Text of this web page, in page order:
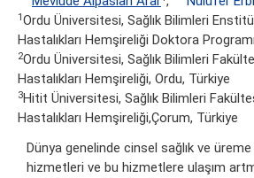
1Ordu Üniversitesi, Sağlık Bilimleri
Hastalıkları Hemşireliği Doktora
2Ordu Üniversitesi, Sağlık Bilimleri
Hastalıkları Hemşireliği, Ordu, Türkiye
3Hitit Üniversitesi, Sağlık Bilimleri
Hastalıkları Hemşireliği,Çorum, Türkiye
Dünya genelinde cinsel sağlık ve üreme
hizmetleri ve bu hizmetlere ulaşım